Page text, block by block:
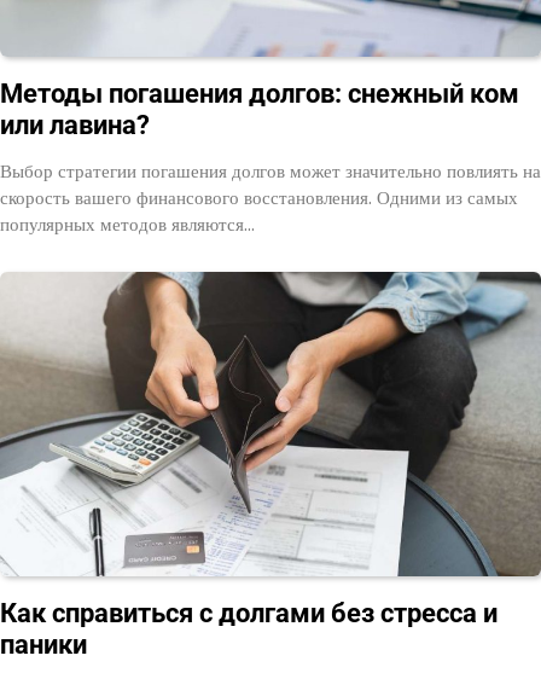
Методы погашения долгов: снежный ком
или лавина?
Выбор стратегии погашения долгов может значительно повлиять на
скорость вашего финансового восстановления. Одними из самых
популярных методов являются…
Как справиться с долгами без стресса и
паники